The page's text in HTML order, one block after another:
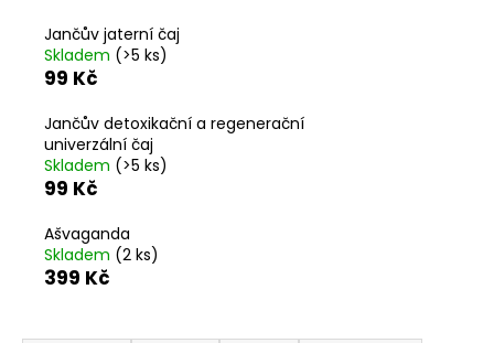
Jančův jaterní čaj
Skladem (>5 ks)
99 Kč
Jančův detoxikační a regenerační
univerzální čaj
Skladem (>5 ks)
99 Kč
Ašvaganda
Skladem (2 ks)
399 Kč